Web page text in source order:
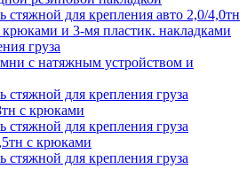
стяжной для крепления авто 2,0/4,0тн
крюками и 3-мя пластик. накладками
груза
с натяжным устройством и
стяжной для крепления груза
с крюками
стяжной для крепления груза
с крюками
стяжной для крепления груза